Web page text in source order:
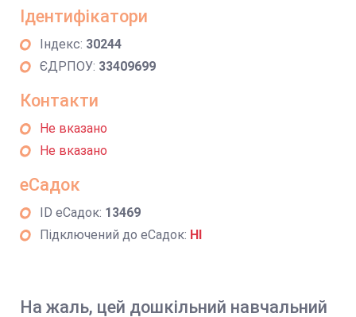
Ідентифікатори
Індекс: 30244
ЄДРПОУ: 33409699
Контакти
Не вказано
Не вказано
еСадок
ID еСадок: 13469
Підключений до еСадок: НІ
На жаль, цей дошкільний навчальний